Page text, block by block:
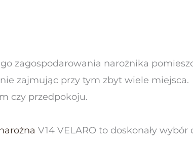
zagospodarowania narożnika
zajmując przy tym zbyt wiele miejsca.
czy przedpokoju.
V14 VELARO to doskonały